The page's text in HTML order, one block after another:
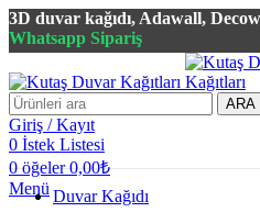
3D duvar kağıdı, Adawall,
Whatsapp Sipariş
ARA
Giriş / Kayıt
0 İstek Listesi
0 öğeler 0,00₺
Menü Duvar Kağıdı